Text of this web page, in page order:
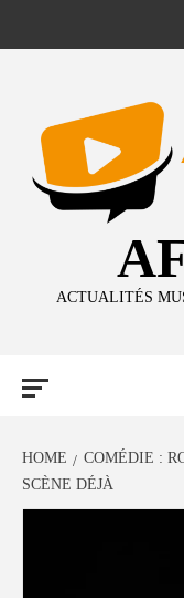
ACTUALITÉS
HOME
COMÉDIE :
SCÈNE DÉJÀ